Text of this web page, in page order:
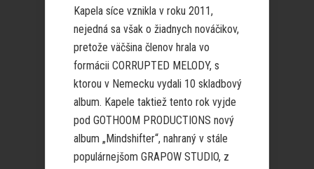
Kapela síce vznikla v roku 2011,
nejedná sa však o žiadnych nováčikov,
pretože väčšina členov hrala vo
formácii CORRUPTED MELODY, s
ktorou v Nemecku vydali 10 skladbový
album. Kapele taktiež tento rok vyjde
pod GOTHOOM PRODUCTIONS nový
album „Mindshifter“, nahraný v stále
populárnejšom GRAPOW STUDIO, z